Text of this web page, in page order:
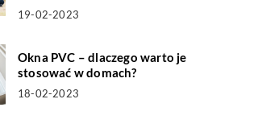
19-02-2023
Okna PVC – dlaczego warto je
stosować w domach?
18-02-2023